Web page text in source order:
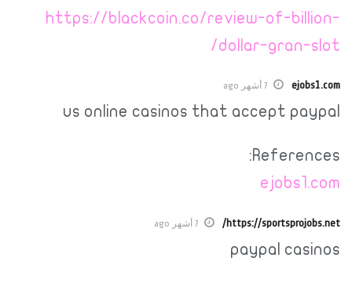
https://blackcoin.co/review-of-billion-
dollar-gran-slot/
ejobs1.com 7 أشهر ago
us online casinos that accept paypal
References:
ejobs1.com
https://sportsprojobs.net/ 7 أشهر ago
paypal casinos